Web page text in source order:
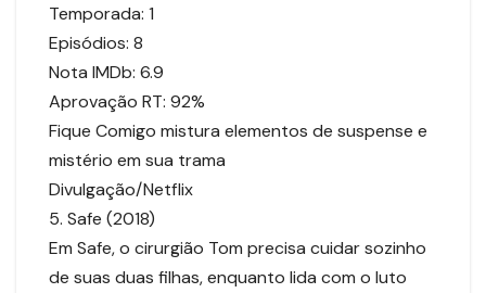
Temporada: 1
Episódios: 8
Nota IMDb: 6.9
Aprovação RT: 92%
Fique Comigo mistura elementos de suspense e
mistério em sua trama
Divulgação/Netflix
5. Safe (2018)
Em Safe, o cirurgião Tom precisa cuidar sozinho
de suas duas filhas, enquanto lida com o luto